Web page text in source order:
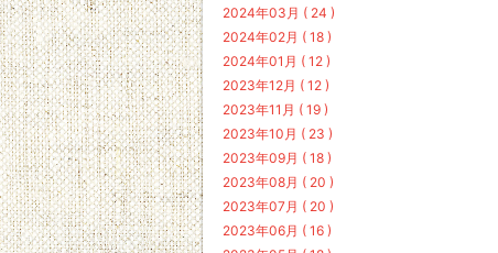
2024年03月 ( 24 )
2024年02月 ( 18 )
2024年01月 ( 12 )
2023年12月 ( 12 )
2023年11月 ( 19 )
2023年10月 ( 23 )
2023年09月 ( 18 )
2023年08月 ( 20 )
2023年07月 ( 20 )
2023年06月 ( 16 )